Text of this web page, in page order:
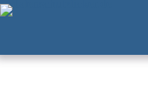
Zum
Inhalt